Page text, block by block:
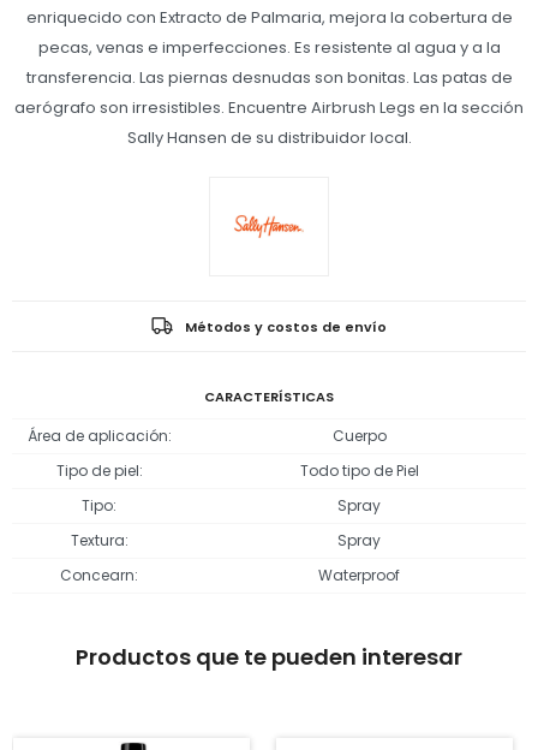
enriquecido con Extracto de Palmaria, mejora la cobertura de
pecas, venas e imperfecciones. Es resistente al agua y a la
transferencia. Las piernas desnudas son bonitas. Las patas de
aerógrafo son irresistibles. Encuentre Airbrush Legs en la sección
Sally Hansen de su distribuidor local.
Métodos y costos de envío
CARACTERÍSTICAS
Área de aplicación
Cuerpo
Tipo de piel
Todo tipo de Piel
Tipo
Spray
Textura
Spray
Concearn
Waterproof
Productos que te pueden interesar